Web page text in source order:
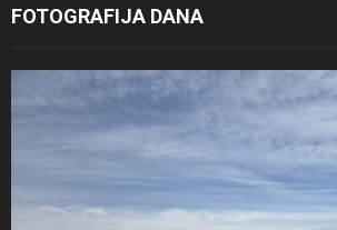
FOTOGRAFIJA DANA